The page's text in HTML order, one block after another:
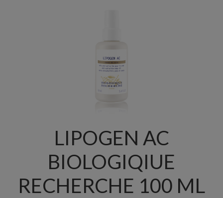
LIPOGEN AC
BIOLOGIQIUE
RECHERCHE 100 ML